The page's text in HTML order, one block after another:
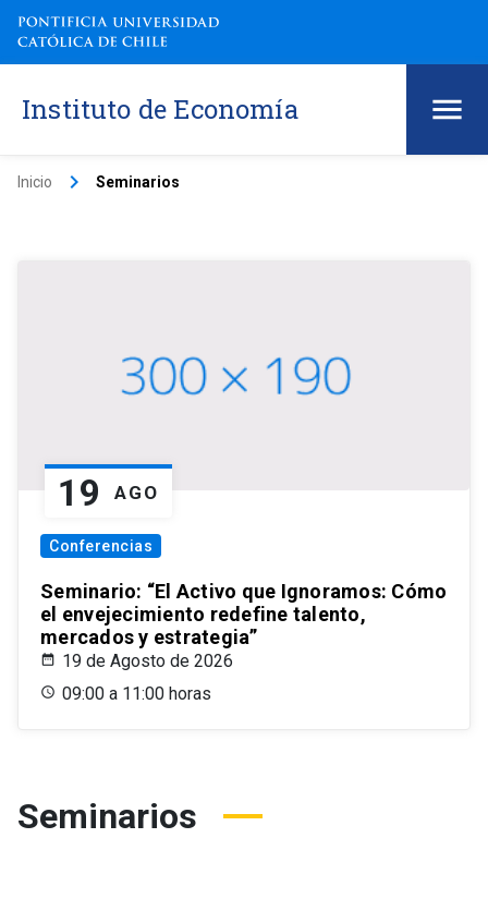
Instituto de Economía
Inicio keyboard_arrow_right Seminarios
19 AGO
Conferencias
Seminario: “El Activo que Ignoramos: Cómo
el envejecimiento redefine talento,
mercados y estrategia”
19 de Agosto de 2026
09:00 a 11:00 horas
Seminarios